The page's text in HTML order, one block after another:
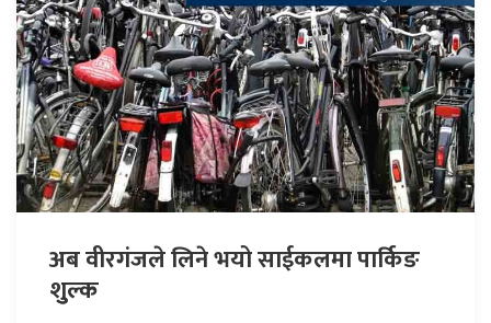
अब वीरगंजले लिने भयो साईकलमा पार्किङ
शुुल्क